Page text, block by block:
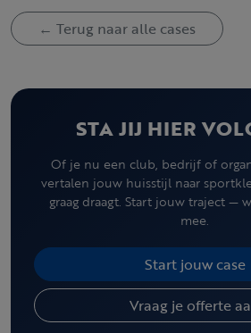
← Terug naar alle cases
STA JIJ HIER
Of je nu een club, bedrijf of
vertalen jouw huisstijl naar
graag draagt. Start jouw traject —
mee.
Start jouw case
Vraag je offerte